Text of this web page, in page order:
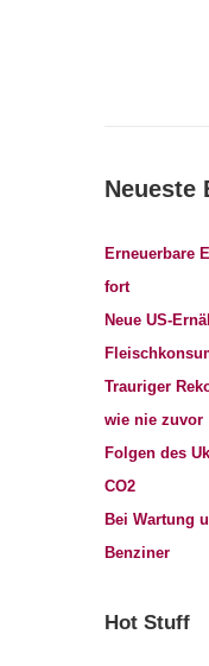
Neueste
Erneuerbare
fort
Neue US-
Trauriger
wie nie zuvor
Folgen des
CO2
Bei Wartung
Benziner
Hot Stuff